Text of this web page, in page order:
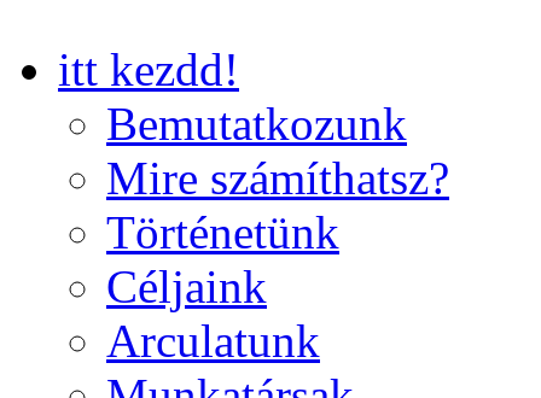
itt kezdd!
Bemutatkozunk
Mire számíthatsz?
Történetünk
Céljaink
Arculatunk